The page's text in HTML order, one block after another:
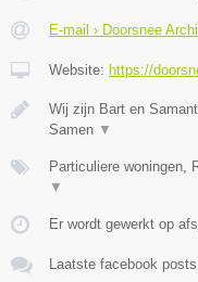
E-mail › Doorsnee
Website: https://
Wij zijn Bart en
Samen ▼
Particuliere woningen,
▼
Er wordt gewerkt op
Laatste facebook posts